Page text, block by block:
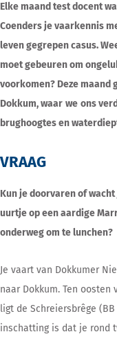
Elke maand test docent
Coenders je vaarkennis
leven gegrepen casus.
moet gebeuren om
voorkomen? Deze maand
Dokkum, waar we ons
brughoogtes en
VRAAG
Kun je doorvaren of wacht
uurtje op een aardige
onderweg om te lunchen?
Je vaart van Dokkumer
naar Dokkum. Ten oosten
ligt de Schreiersbrêge (BB
inschatting is dat je rond